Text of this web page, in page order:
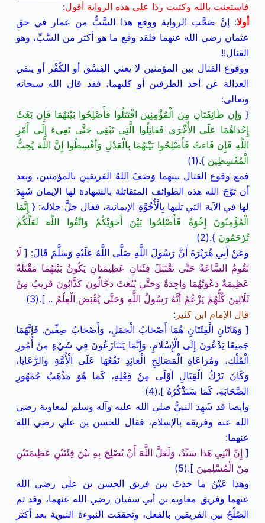
فاستعنت بالله وكتبت ردًا على هذه الرواية أقول:
أولا: إنْ صَحَّتِ الرواية ووقع هذا السَّبُّ من عمار في حق
عثمان رضي الله عنهما فلقد وقع ما هو أكثر من السَّبِّ، وهو
القتال!!
ووقوع القتال بين المؤمنين لا يعني الفِسْق أو الكُفْر أو ينفي
العدالة عن أحد الطرفين أو كليهما، فقد قال الله سبحانه
وتعالى:
{ وَإِن طَائِفَتَانِ مِنَ الْمُؤْمِنِينَ اقْتَتَلُوا فَأَصْلِحُوا بَيْنَهُمَا فَإِن بَغَتْ
إِحْدَاهُمَا عَلَى الأُخْرَى فَقَاتِلُوا الَّتِي تَبْغِي حَتَّى تَفِيءَ إِلَى أَمْرِ
اللَّهِ فَإِن فَاءتْ فَأَصْلِحُوا بَيْنَهُمَا بِالْعَدْلِ وَأَقْسِطُوا إِنَّ اللَّهَ يُحِبُّ
الْمُقْسِطِينَ }.(1)
فمع وقوع القتال بينهما وَصَفَ اللهُ الفريقينِ بالمؤمنين، وبعد
أن تَوَّجَ الله هذه الطوائف المتقاتلة بالشهادة لها الإيمان شَهِدَ
لها في الآية التي تليها بِالْأُخُوَّةِ الإيمانية، فقال جَلَّ جلاله: { إِنَّمَا
الْمُؤْمِنُونَ إِخْوَةٌ فَأَصْلِحُوا بَيْنَ أَخَوَيْكُمْ وَاتَّقُوا اللَّهَ لَعَلَّكُمْ
تُرْحَمُونَ }.(2)
وعَنْ أَبِي هُرَيْرَةَ أَنَّ رَسُولَ اللَّهِ صَلَّى اللَّهُ عَلَيْهِ وَسَلَّمَ قَالَ: [ لَا
تَقُومُ السَّاعَةُ حَتَّى تَقْتَتِلَ فِئَتَانِ عَظِيمَتَانِ يَكُونُ بَيْنَهُمَا مَقْتَلَةٌ
عَظِيمَةٌ دَعْوَتُهُمَا وَاحِدَةٌ وَحَتَّى يُبْعَثَ دَجَّالُونَ كَذَّابُونَ قَرِيبٌ مِنْ
ثَلَاثِينَ كُلُّهُمْ يَزْعُمُ أَنَّهُ رَسُولُ اللَّهِ وَحَتَّى يُقْبَضَ الْعِلْمُ .. ].(3)
قال الإمام ابن كثير :
[ وَهَاتَانِ الْفِئَتَانِ هُمَا أَصْحَابُ الْجَمَلِ، وَأَصْحَابُ صِفِّينَ. فَإِنَّهُمَا
جَمِيعًا يَدْعُونَ إِلَى الْإِسْلَامِ، وَإِنَّمَا يَتَنَازَعُونَ فِي شَيْءٍ مِنْ أُمُورِ
الْمُلْكِ، وَمُرَاعَاةِ الْمَصَالِحِ الْعَائِدِ نَفْعُهَا عَلَى الْأُمَّةِ وَالرَّعَايَا،
وَكَانَ تَرْكُ الْقِتَالِ أَوْلَى مِنْ فِعْلِهِ، كَمَا هُوَ مَذْهَبُ جُمْهُورِ
الصَّحَابَةِ، كَمَا سَنَذْكُرُهُ ].(4)
وأيضا قد شَهِدَ النبيُّ صلى الله عليه وآله وسلم لمعاوية رضي
الله عنه وفريقه بالإسلام، فقال للحسن بن علي رضي الله
عنهما:
[ إِنَّ ابْنِي هَذَا سَيِّدٌ، وَلَعَلَّ اللَّهَ أَنْ يُصْلِحَ بِهِ بَيْنَ فِئَتَيْنِ عَظِيمَتَيْنِ
مِنْ الْمُسْلِمِينَ ].(5)
وهذا عَيْنُ ما حَدَثَ بين فريق الحسن بن علي رضي الله
عنهما وفريق معاوية بن أبي سفيان رضي الله عنهما، وقد تم
الصُلْحُ بين الفريقين بالفعل، وتحققت النبوءة النبوية بعد أكثر